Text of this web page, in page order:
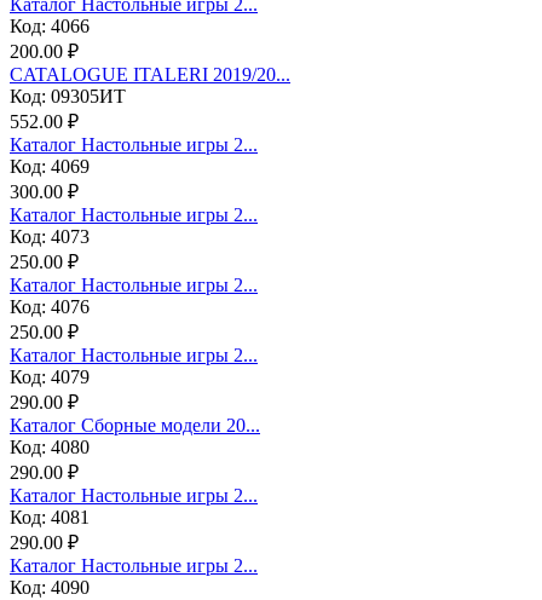
Каталог Настольные игры 2...
Код: 4066
200.00 ₽
CATALOGUE ITALERI 2019/20...
Код: 09305ИТ
552.00 ₽
Каталог Настольные игры 2...
Код: 4069
300.00 ₽
Каталог Настольные игры 2...
Код: 4073
250.00 ₽
Каталог Настольные игры 2...
Код: 4076
250.00 ₽
Каталог Настольные игры 2...
Код: 4079
290.00 ₽
Каталог Сборные модели 20...
Код: 4080
290.00 ₽
Каталог Настольные игры 2...
Код: 4081
290.00 ₽
Каталог Настольные игры 2...
Код: 4090